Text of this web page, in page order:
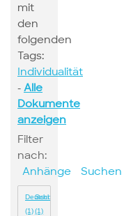
mit
den
folgenden
Tags:
Individualität
- Alle
Dokumente
anzeigen
Filter
nach:
Anhänge
Suchen
Deutschland
(1)
Schulen
(1)